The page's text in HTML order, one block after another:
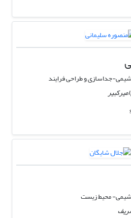
جداسازی و طراحی فرایند
محیط زیست